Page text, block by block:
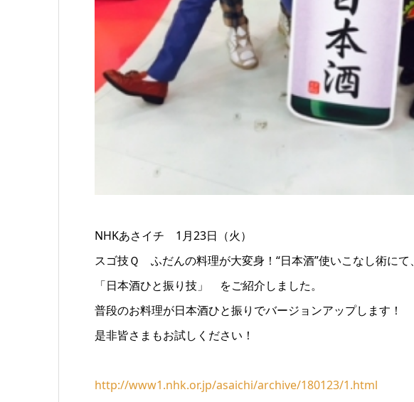
NHKあさイチ 1 月23日（火）
スゴ技Ｑ ふだんの料理が大変身！ “日本酒”使いこなし術にて、
「日本酒ひと振り技」 をご紹介しました。
普段のお料理が日本酒ひと振りでバージョンアップします！
是非皆さまもお試しください！
http://www1.nhk.or.jp/asaichi/archive/180123/1.html